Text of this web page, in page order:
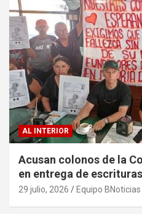
AL INTERIOR
Acusan colonos de la
en entrega de escrituras
29 julio, 2026 Equipo BNoticias